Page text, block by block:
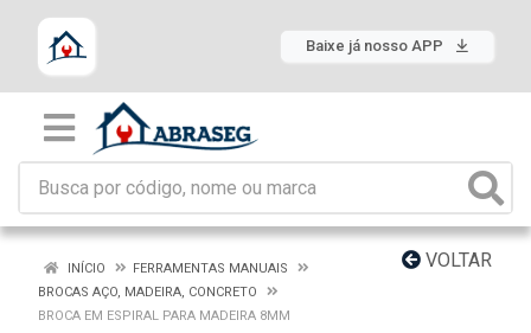
Baixe já nosso APP
VOLTAR
INÍCIO
FERRAMENTAS MANUAIS
BROCAS AÇO, MADEIRA, CONCRETO
BROCA EM ESPIRAL PARA MADEIRA 8MM